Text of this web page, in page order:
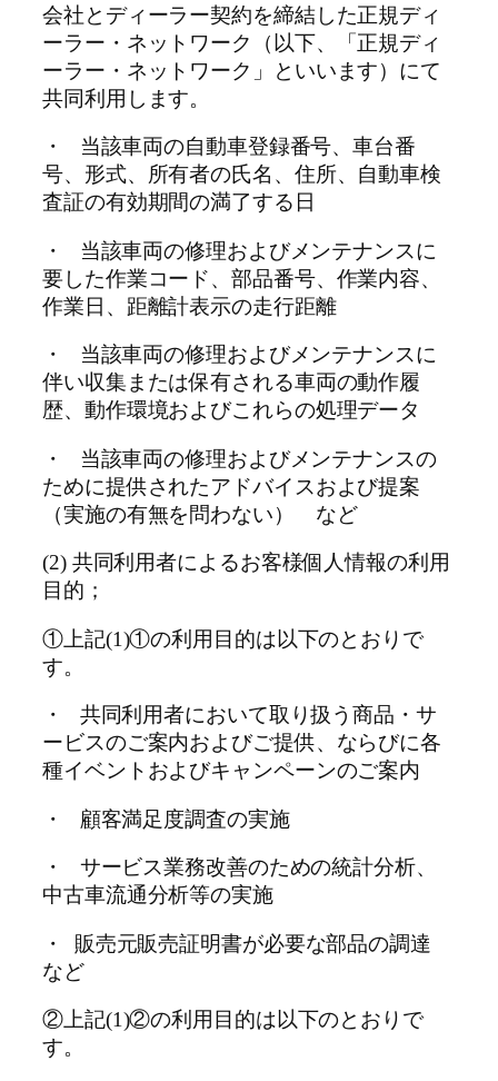
会社とディーラー契約を締結した正規ディ
ーラー・ネットワーク（以下、「正規ディ
ーラー・ネットワーク」といいます）にて
共同利用します。
・ 当該車両の自動車登録番号、車台番
号、形式、所有者の氏名、住所、自動車検
査証の有効期間の満了する日
・ 当該車両の修理およびメンテナンスに
要した作業コード、部品番号、作業内容、
作業日、距離計表示の走行距離
・ 当該車両の修理およびメンテナンスに
伴い収集または保有される車両の動作履
歴、動作環境およびこれらの処理データ
・ 当該車両の修理およびメンテナンスの
ために提供されたアドバイスおよび提案
（実施の有無を問わない） など
(2) 共同利用者によるお客様個人情報の利用
目的；
①上記(1)①の利用目的は以下のとおりで
す。
・ 共同利用者において取り扱う商品・サ
ービスのご案内およびご提供、ならびに各
種イベントおよびキャンペーンのご案内
・ 顧客満足度調査の実施
・ サービス業務改善のための統計分析、
中古車流通分析等の実施
・ 販売元販売証明書が必要な部品の調達
など
②上記(1)②の利用目的は以下のとおりで
す。